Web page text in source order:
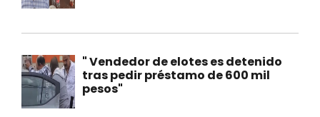
" Vendedor de elotes es detenido
tras pedir préstamo de 600 mil
pesos"